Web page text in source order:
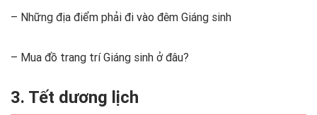
– Những địa điểm phải đi vào đêm Giáng sinh
– Mua đồ trang trí Giáng sinh ở đâu?
3. Tết dương lịch